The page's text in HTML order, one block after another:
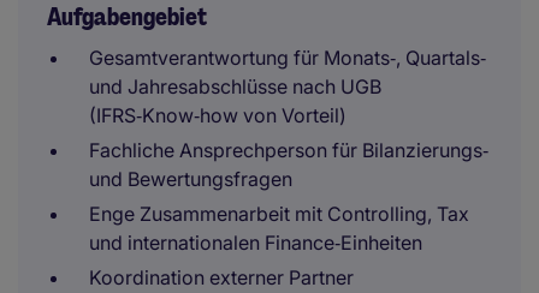
Aufgabengebiet
Gesamtverantwortung für Monats‑, Quartals‑
und Jahresabschlüsse nach UGB
(IFRS‑Know‑how von Vorteil)
Fachliche Ansprechperson für Bilanzierungs‑
und Bewertungsfragen
Enge Zusammenarbeit mit Controlling, Tax
und internationalen Finance‑Einheiten
Koordination externer Partner